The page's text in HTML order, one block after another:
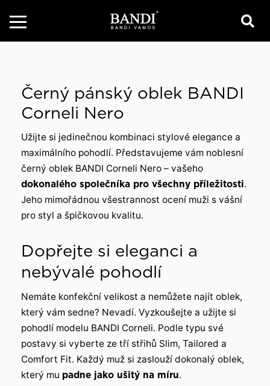
Černý pánský oblek BANDI
Corneli Nero
Užijte si jedinečnou kombinaci stylové elegance a
maximálního pohodlí. Představujeme vám noblesní
černý oblek BANDI Corneli Nero – vašeho
dokonalého společníka pro všechny příležitosti.
Jeho mimořádnou všestrannost ocení muži s vášní
pro styl a špičkovou kvalitu.
Dopřejte si eleganci a
nebývalé pohodlí
Nemáte konfekční velikost a nemůžete najít oblek,
který vám sedne? Nevadí. Vyzkoušejte a užijte si
pohodlí modelu BANDI Corneli. Podle typu své
postavy si vyberte ze tří střihů Slim, Tailored a
Comfort Fit. Každý muž si zaslouží dokonalý oblek,
který mu padne jako ušitý na míru.